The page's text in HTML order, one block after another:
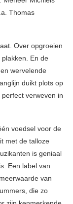
Thomas
Over opgroeien
En de
wervelende
duikt plots op
verweven in
voedsel voor de
met de talloze
is geniaal
Een label van
van
die zo